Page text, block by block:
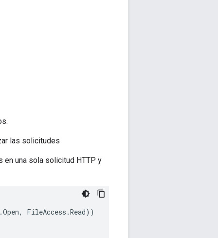
las solicitudes
en una sola solicitud HTTP y
Open, FileAccess .Read))